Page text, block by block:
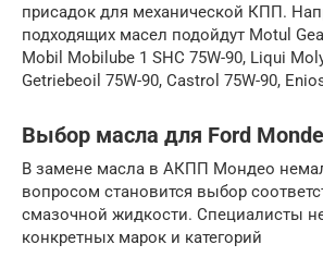
присадок для механической КПП.
подходящих масел подойдут Motul
Mobil Mobilube 1 SHC 75W-90, Liqui
Getriebeoil 75W-90, Castrol 75W-90,
Выбор масла для Ford
В замене масла в АКПП Мондео
вопросом становится выбор
смазочной жидкости. Специалисты
конкретных марок и категорий